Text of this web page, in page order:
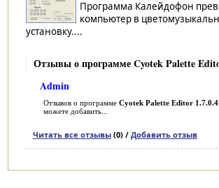
Программа Калейдофон
компьютер в
установку....
Отзывы о программе Cyotek Palette
Admin
Отзывов о программе Cyotek Palette Editor
можете добавить...
Читать все отзывы(0) / Добавить отзыв